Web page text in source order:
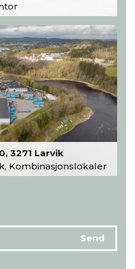
3271 Larvik
Kombinasjonslokaler